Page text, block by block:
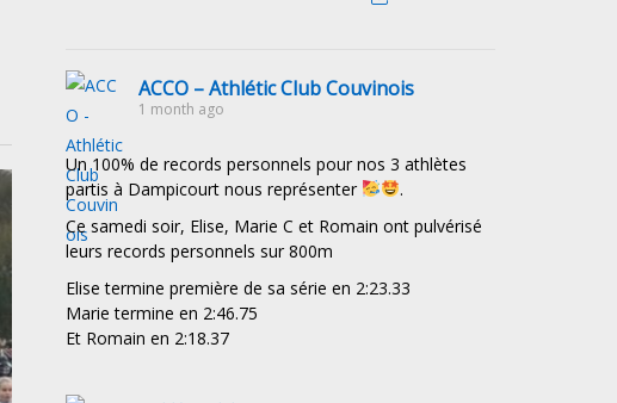
ACCO – Athlétic Club Couvinois
1 month ago
Un 100% de records personnels pour nos 3 athlètes
partis à Dampicourt nous représenter
.
Ce samedi soir, Elise, Marie C et Romain ont pulvérisé
leurs records personnels sur 800m
Elise termine première de sa série en 2:23.33
Marie termine en 2:46.75
Et Romain en 2:18.37